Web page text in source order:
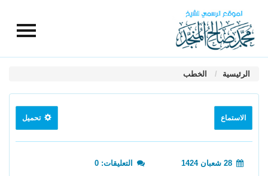
الرئيسية الخطب
الاستماع تحميل
التعليقات: 0